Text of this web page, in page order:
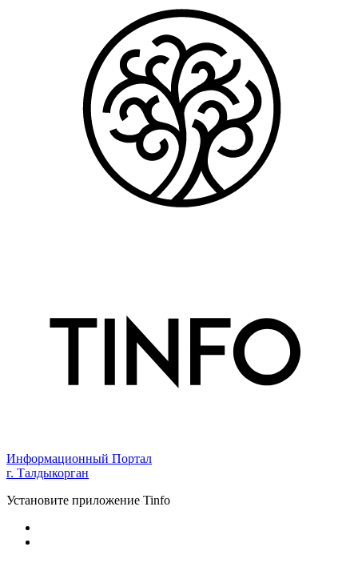
Информационный Портал
г. Талдыкорган
Установите приложение Tinfo